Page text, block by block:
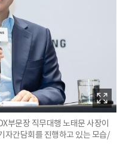
부문장 직무대행 노태문 사장이
자간담회를 진행하고 있는 모습/